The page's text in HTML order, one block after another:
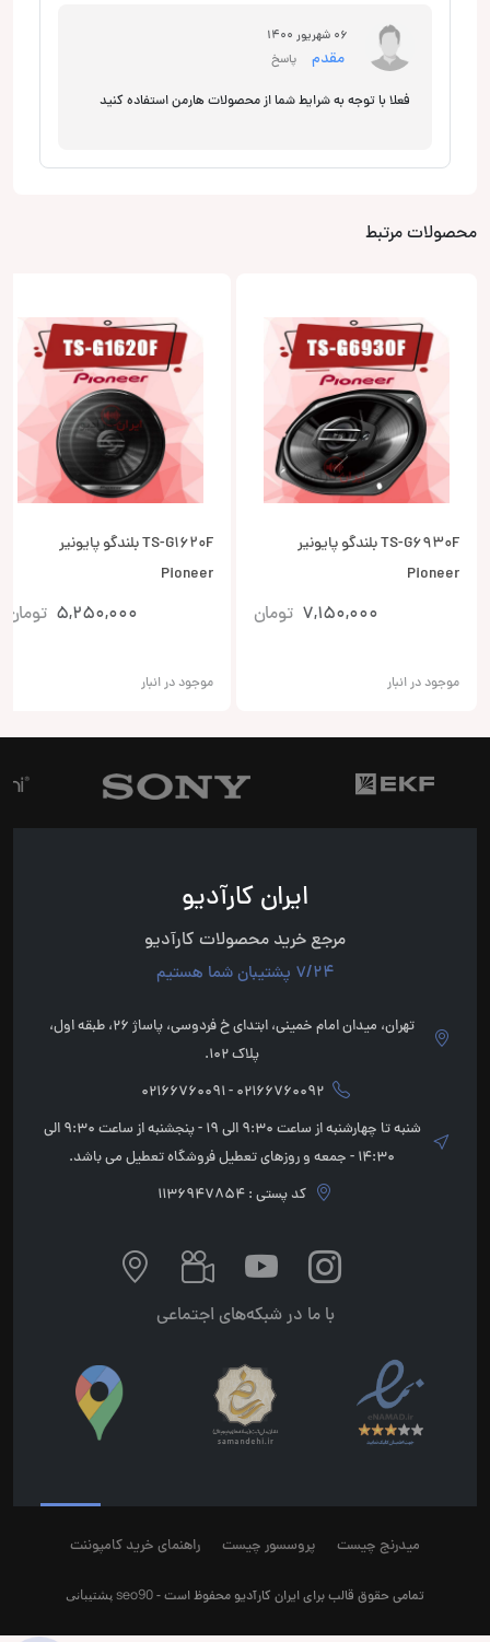
06 شهریور 1400
مقدم پاسخ
فعلا با توجه به شرایط شما از محصولات هارمن استفاده کنید
محصولات مرتبط
TS-G6930F بلندگو پایونیر
Pioneer
7,150,000 تومان
موجود در انبار
TS-G1620F بلندگو پایونیر
Pioneer
5,250,000 تومان
موجود در انبار
ایران کارآدیو
مرجع خرید محصولات کارآدیو
7/24 پشتیبان شما هستیم
تهران، میدان امام خمینی، ابتدای خ فردوسی، پاساژ 26، طبقه اول،
پلاک 102.
02166760092 - 02166760091
شنبه تا چهارشنبه از ساعت 9:30 الی 19 - پنجشنبه از ساعت 9:30 الی
14:30 - جمعه و روزهای تعطیل فروشگاه تعطیل می باشد.
کد پستی : 1136947854
با ما در شبکه‌های اجتماعی
میدرنج چیست پروسسور چیست راهنمای خرید کامپوننت
تمامی حقوق قالب برای ایران کارآدیو محفوظ است -seo90پشتیبانی